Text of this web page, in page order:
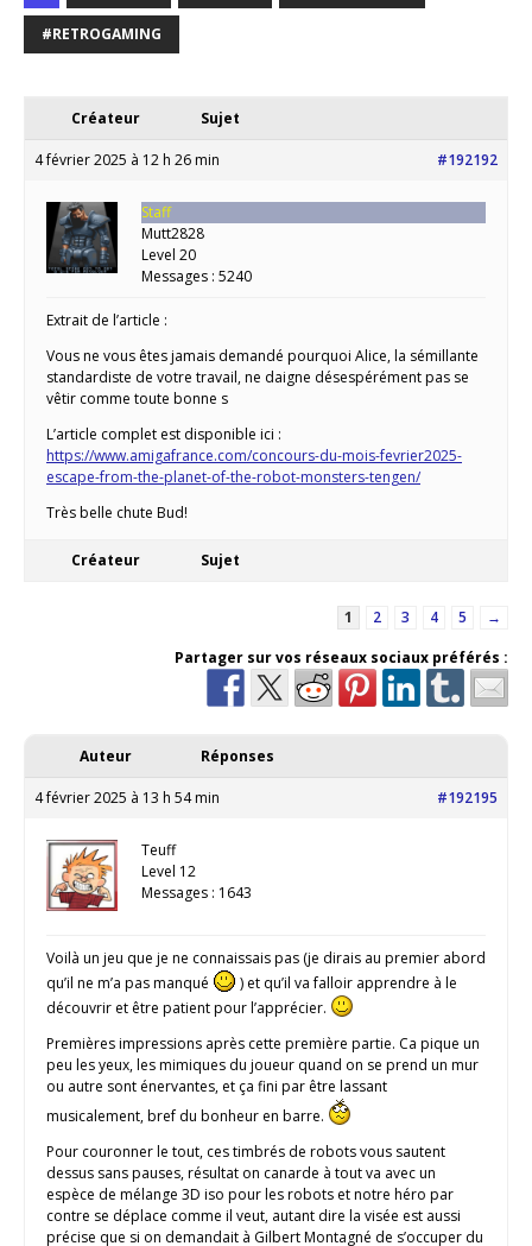
#RETROGAMING
Créateur Sujet
4 février 2025 à 12 h 26 min #192192
Staff
Mutt2828
Level 20
Messages : 5240
Extrait de l’article :
Vous ne vous êtes jamais demandé pourquoi Alice, la sémillante
standardiste de votre travail, ne daigne désespérément pas se
vêtir comme toute bonne s
L’article complet est disponible ici :
https://www.amigafrance.com/concours-du-mois-fevrier2025-
escape-from-the-planet-of-the-robot-monsters-tengen/
Très belle chute Bud!
Créateur Sujet
1 2 3 4 5
→
Partager sur vos réseaux sociaux préférés :
Auteur Réponses
4 février 2025 à 13 h 54 min #192195
Teuff
Level 12
Messages : 1643
Voilà un jeu que je ne connaissais pas (je dirais au premier abord
qu’il ne m’a pas manqué
) et qu’il va falloir apprendre à le
découvrir et être patient pour l’apprécier.
Premières impressions après cette première partie. Ca pique un
peu les yeux, les mimiques du joueur quand on se prend un mur
ou autre sont énervantes, et ça fini par être lassant
musicalement, bref du bonheur en barre.
Pour couronner le tout, ces timbrés de robots vous sautent
dessus sans pauses, résultat on canarde à tout va avec un
espèce de mélange 3D iso pour les robots et notre héro par
contre se déplace comme il veut, autant dire la visée est aussi
précise que si on demandait à Gilbert Montagné de s’occuper du